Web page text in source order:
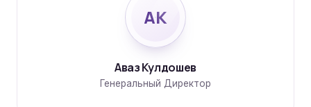
АК
Аваз Кулдошев
Генеральный Директор